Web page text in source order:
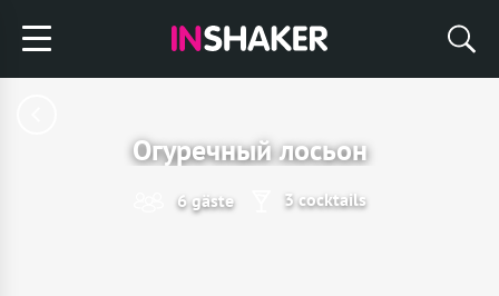
Огуречный лосьон
6 gäste 3 cocktails